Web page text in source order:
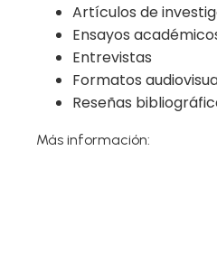
Artículos de
Ensayos
Entrevistas
Formatos
Reseñas
Más información: